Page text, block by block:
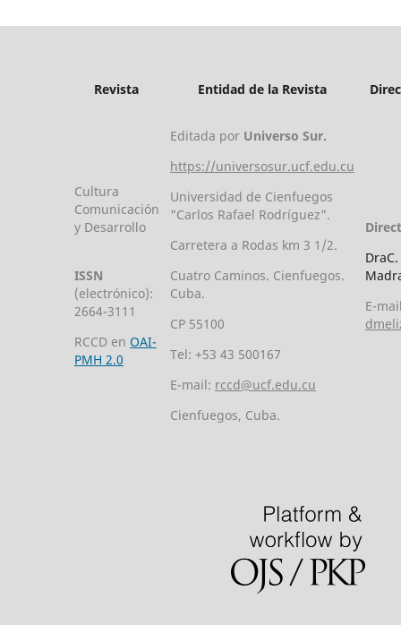
Revista Entidad de la Revista
Cultura
Comunicación
y Desarrollo
ISSN
(electrónico):
2664-3111
RCCD en OAI-
PMH 2.0
Editada por Universo Sur.
https://universosur.ucf.edu.cu
Universidad de Cienfuegos
"Carlos Rafael Rodríguez".
Carretera a Rodas km 3 1/2.
Cuatro Caminos. Cienfuegos.
Cuba.
CP 55100
Tel: +53 43 500167
E-mail: rccd@ucf.edu.cu
Cienfuegos, Cuba.
E-